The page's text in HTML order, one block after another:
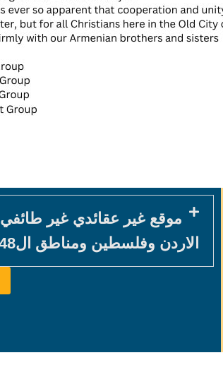
موقع غير عقائدي غير
الاردن وفلسطين ومناطق ال48